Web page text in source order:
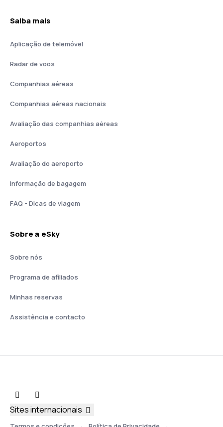
Saiba mais
Aplicação de telemóvel
Radar de voos
Companhias aéreas
Companhias aéreas nacionais
Avaliação das companhias aéreas
Aeroportos
Avaliação do aeroporto
Informação de bagagem
FAQ - Dicas de viagem
Sobre a eSky
Sobre nós
Programa de afiliados
Minhas reservas
Assistência e contacto
Sites internacionais